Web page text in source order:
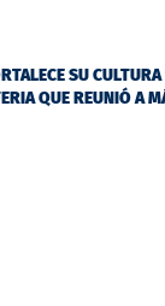
SU CULTURA
QUE REUNIÓ A